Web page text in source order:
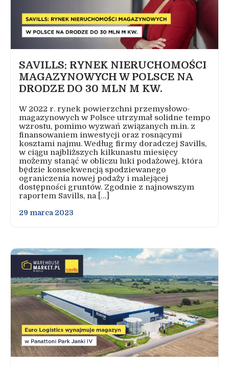
SAVILLS: RYNEK NIERUCHOMOŚCI
MAGAZYNOWYCH W POLSCE NA
DRODZE DO 30 MLN M KW.
W 2022 r. rynek powierzchni przemysłowo-
magazynowych w Polsce utrzymał solidne tempo
wzrostu, pomimo wyzwań związanych m.in. z
finansowaniem inwestycji oraz rosnącymi
kosztami najmu. Według firmy doradczej Savills,
w ciągu najbliższych kilkunastu miesięcy
możemy stanąć w obliczu luki podażowej, która
będzie konsekwencją spodziewanego
ograniczenia nowej podaży i malejącej
dostępności gruntów. Zgodnie z najnowszym
raportem Savills, na […]
29 marca 2023